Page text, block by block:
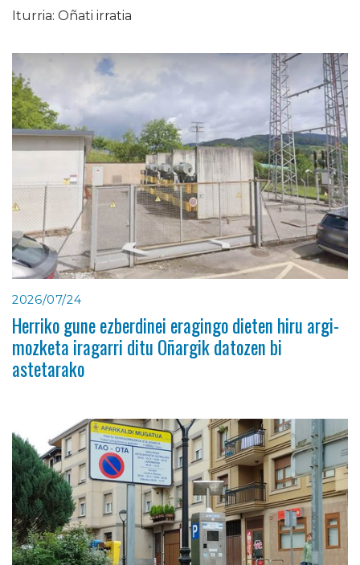
Iturria: Oñati irratia
2026/07/24
Herriko gune ezberdinei eragingo dieten hiru argi-
mozketa iragarri ditu Oñargik datozen bi
astetarako